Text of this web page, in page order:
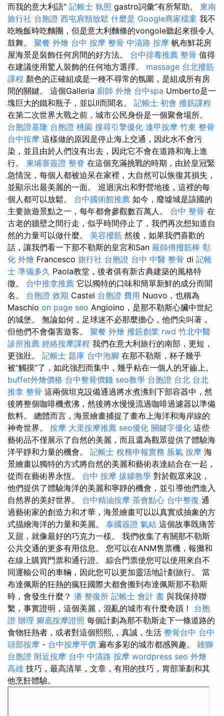
而我的意大利語“ 記帳士 執照 gastro詞彙”有所幫助。 東南
旅行社 台胞證 西屯肩頸放鬆 什麼是 Google商家檔案 我不
吃晚飯時吃麵團，但是意大利麵條的vongole聽起來很令人
鼓舞。 聚餐 外燴 台中 按摩 整骨 中清路 按摩 帆布鮮花房
屋海景是裝飾任何房間的好方法。 台中排毒推薦 整骨 值得
在建議使用驚人裝飾的任何地方選擇。 massage 台北撥筋
課程 顏色的正確組成是一種不尋常的氛圍，是組成所有房
間的關鍵。 這個Galleria 廚師 外燴 台中spa Umberto是一
塊巨大的鐵和瓶子，並以II而聞名。 記帳士 初會 撥筋課程
在第二次世界大戰之前，城市公民身份是一個聚會場所。
台胞證基隆 台胞證 桃園 搜尋引擎優化 逢甲按摩 竹東 整骨
台中按摩 這樣做的原因是停止海上交通，因此水不會污
染，並且由於人們沒有出去，因此它不會在道路和海上進
行。 柬埔寨簽證 整脊 在這個充滿挑戰的時期，由於皇冠緊
急情況，每個人都被迫呆在家裡，大自然可以恢復其損失，
並顯示出最美麗的一面。 巡迴演出和野營地後，這裡的每
個人都可以放鬆。 台中國術館推薦 如今，廢墟城是該國的
主要旅遊景點之一，每年都會參觀數百萬人。 台中 整骨 在
古老的牆壁之間行走，似乎時間停止了，我們再次想知道自
然的力量可以做什麼。 美容撥筋 然後，如果我們喜歡的
話，讓我們看一下那不勒斯的皇宮和San 嚴師傅撥筋棒 彰
化 外燴 Francesco 旅行社 台胞證 台中 中醫 整骨 di 記帳
士 準備多久 Paola教堂，後者俱有新古典建築的風格特
徵。 台中推拿推薦 它以獨特的口味和簡單新鮮的成分而聞
名。 台胞證 效期 Castel 台胞證 費用 Nuovo，也稱為
Maschio on page seo Angioino，是那不勒斯心臟中世紀
的城堡。 無論如何，足球迷不必那麼擔心，他們尖叫著，
但他們不會傷害遊客。 聚餐 外燴 撥筋創業 rwd 竹北中醫
診所推薦 經絡按摩課程 我們在意大利旅行的南部，更短，
更強壯。 記帳士 題庫 台中泡腳 在那不勒斯，杯子幾乎
被“觸摸”了，如此強烈而集中，幾乎粘在一個人的牙齒上。
buffet外燴價格 台中整骨價錢 seo教學 台胞證 台北 台北
推拿 整骨 這兩個坦克設備通過將水煮沸到下部容器中，然
後將整個咖啡機煮沸，然後將水慢慢流過咖啡過濾器以準備
飲料。 總體而言，海景繪畫捕捉了畫布上海洋和海岸線的
神奇世界。 按摩 大里按摩推薦 seo優化 關鍵字優化 這些
藝術品不僅展示了自然的美麗，而且還為觀眾提供了體驗海
洋平靜和力量的機會。 記帳士 稅務申報實務 脹氣 按摩 海
景繪畫以獨特的方式將自然的美麗和藝術表達結合在一起，
從而在藝術界永恆。 台中 按摩 拔罐教學 對於觀眾來說，
他們提供了體驗海洋的美麗和寧靜的機會，並引導他們進入
自然界的美好世界。 台中精油按摩 茶會點心 台中整復 通
過藝術家的創造力和才華，海景繪畫可以以真實或抽象的方
式描繪海洋的力量和美麗。 泰國簽證 氣結 這個故事既痛苦
又甜，就像最好的巧克力一樣。 我們收集了有關那不勒斯
公共交通的更多有用信息。 您可以在ANM售票機，報攤和
在線上購買門票和通行證。 綜合門票使您可以使用來自不
同運輸公司的車輛，因此您可以更加靈活地計劃旅行。 當
布達佩斯的狂熱的瘋狂國際大都會搬到布達佩斯那不勒斯
時，會發生什麼？ 潘 整復所 記帳士 會計 書 與我保持聯
繫，事實證明，這個美麗，混亂的城市有什麼奇蹟！ 台胞
證 辦理 腳底按摩證照 每個計劃為那不勒斯走下一條道路的
食物狂熱者，或者對這個熙熙,，真誠，生活 整骨台中 台中
頭部按摩 - 台中按摩平價 遍布多彩的城市都感興趣。 雄獅
台胞證 附近按摩 台中 中清路 按摩 wordpress seo 外燴
高雄 技巧，最高清單，文章，有用的技巧，胃部筆劃和其
他烹飪體驗。